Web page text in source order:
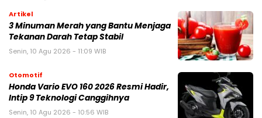
Artikel
3 Minuman Merah yang Bantu Menjaga
Tekanan Darah Tetap Stabil
Senin, 10 Agu 2026 - 11:09 WIB
Otomotif
Honda Vario EVO 160 2026 Resmi Hadir,
Intip 9 Teknologi Canggihnya
Senin, 10 Agu 2026 - 10:56 WIB